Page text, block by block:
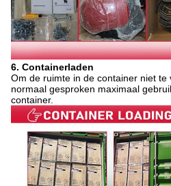
6. Containerladen
Om de ruimte in de container niet te
normaal gesproken maximaal
container.